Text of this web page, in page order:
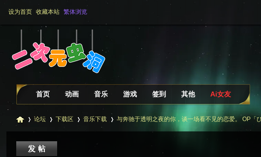
设为首页 收藏本站 繁体浏览
首页 动画 音乐 游戏 签到 其他 Ai女友
论坛 下载区 音乐下载 与奔驰于透明之夜的你，谈一场看不见的恋爱。 OP「